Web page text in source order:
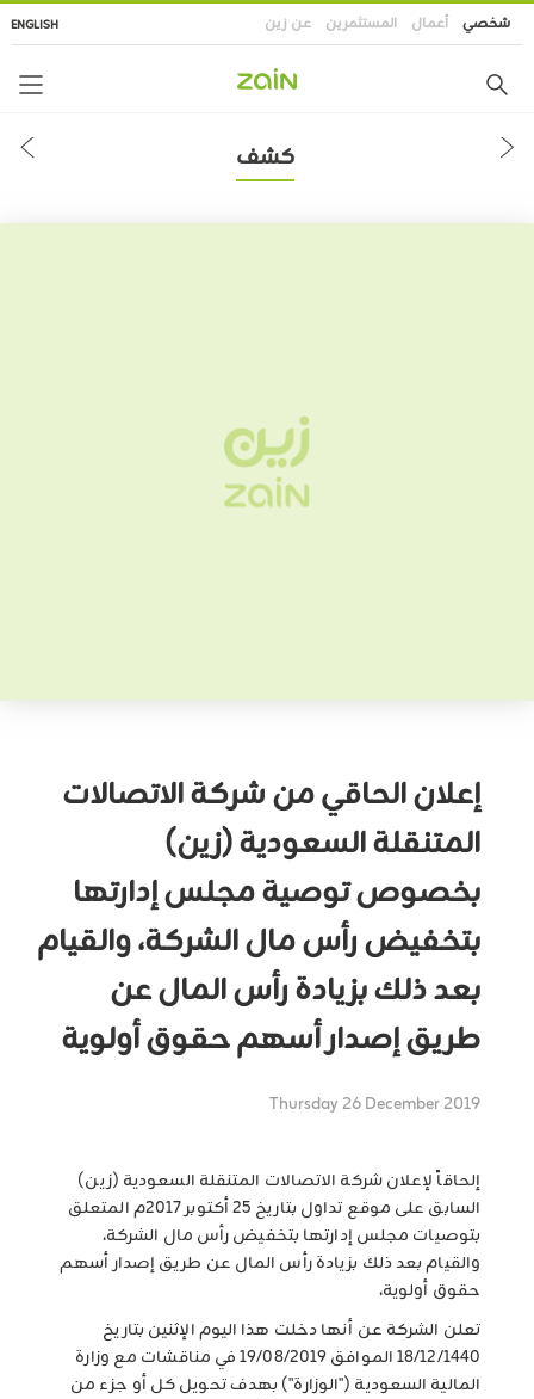
تجاوز
إلى
الرئيسي
شخصي أعمال المستثمرين عن زين ENGLISH
كشف
إعلان الحاقي من شركة الاتصالات
المتنقلة السعودية (زين)
بخصوص توصية مجلس إدارتها
بتخفيض رأس مال الشركة، والقيام
بعد ذلك بزيادة رأس المال عن
طريق إصدار أسهم حقوق أولوية
Thursday 26 December 2019
إلحاقاً لإعلان شركة الاتصالات المتنقلة السعودية (زين)
السابق على موقع تداول بتاريخ 25 أكتوبر 2017م المتعلق
بتوصيات مجلس إدارتها بتخفيض رأس مال الشركة،
والقيام بعد ذلك بزيادة رأس المال عن طريق إصدار أسهم
حقوق أولوية،
تعلن الشركة عن أنها دخلت هذا اليوم الإثنين بتاريخ
18/12/1440 الموافق 19/08/2019 في مناقشات مع وزارة
المالية السعودية ("الوزارة") بهدف تحويل كل أو جزء من